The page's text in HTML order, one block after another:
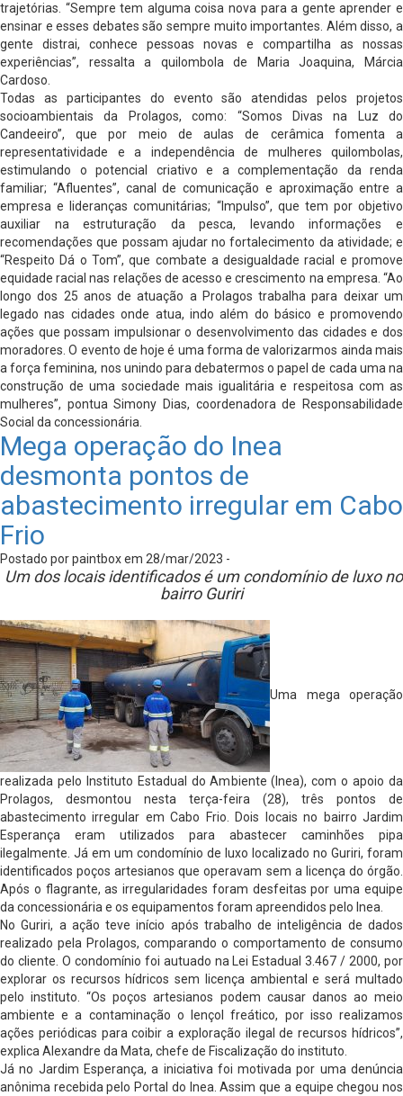
trajetórias. “Sempre tem alguma coisa nova para a gente aprender e
ensinar e esses debates são sempre muito importantes. Além disso, a
gente distrai, conhece pessoas novas e compartilha as nossas
experiências”, ressalta a quilombola de Maria Joaquina, Márcia
Cardoso.
Todas as participantes do evento são atendidas pelos projetos
socioambientais da Prolagos, como: “Somos Divas na Luz do
Candeeiro”, que por meio de aulas de cerâmica fomenta a
representatividade e a independência de mulheres quilombolas,
estimulando o potencial criativo e a complementação da renda
familiar; “Afluentes”, canal de comunicação e aproximação entre a
empresa e lideranças comunitárias; “Impulso”, que tem por objetivo
auxiliar na estruturação da pesca, levando informações e
recomendações que possam ajudar no fortalecimento da atividade; e
“Respeito Dá o Tom”, que combate a desigualdade racial e promove
equidade racial nas relações de acesso e crescimento na empresa. “Ao
longo dos 25 anos de atuação a Prolagos trabalha para deixar um
legado nas cidades onde atua, indo além do básico e promovendo
ações que possam impulsionar o desenvolvimento das cidades e dos
moradores. O evento de hoje é uma forma de valorizarmos ainda mais
a força feminina, nos unindo para debatermos o papel de cada uma na
construção de uma sociedade mais igualitária e respeitosa com as
mulheres”, pontua Simony Dias, coordenadora de Responsabilidade
Social da concessionária.
Mega operação do Inea
desmonta pontos de
abastecimento irregular em Cabo
Frio
Postado por paintbox em 28/mar/2023 -
Um dos locais identificados é um condomínio de luxo no
bairro Guriri
Uma mega operação
realizada pelo Instituto Estadual do Ambiente (Inea), com o apoio da
Prolagos, desmontou nesta terça-feira (28), três pontos de
abastecimento irregular em Cabo Frio. Dois locais no bairro Jardim
Esperança eram utilizados para abastecer caminhões pipa
ilegalmente. Já em um condomínio de luxo localizado no Guriri, foram
identificados poços artesianos que operavam sem a licença do órgão.
Após o flagrante, as irregularidades foram desfeitas por uma equipe
da concessionária e os equipamentos foram apreendidos pelo Inea.
No Guriri, a ação teve início após trabalho de inteligência de dados
realizado pela Prolagos, comparando o comportamento de consumo
do cliente. O condomínio foi autuado na Lei Estadual 3.467 / 2000, por
explorar os recursos hídricos sem licença ambiental e será multado
pelo instituto. “Os poços artesianos podem causar danos ao meio
ambiente e a contaminação o lençol freático, por isso realizamos
ações periódicas para coibir a exploração ilegal de recursos hídricos”,
explica Alexandre da Mata, chefe de Fiscalização do instituto.
Já no Jardim Esperança, a iniciativa foi motivada por uma denúncia
anônima recebida pelo Portal do Inea. Assim que a equipe chegou nos